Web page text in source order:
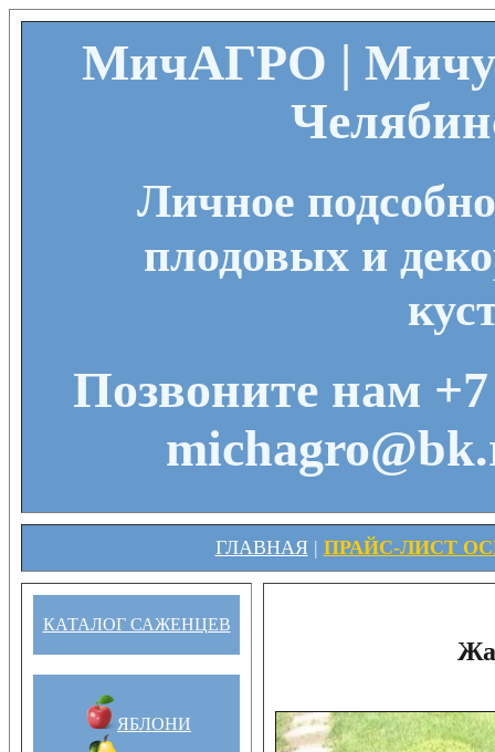
МичАГРО |
Личное
плодовых и
Позвоните нам
ГЛАВНАЯ| ПРАЙС-ЛИСТ
КАТАЛОГ САЖЕНЦЕВ
ЯБЛОНИ